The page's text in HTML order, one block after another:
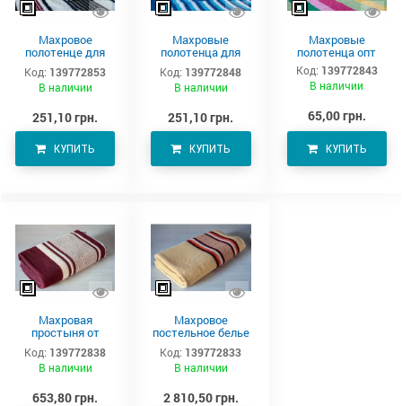
Махровое
полотенце для
тела 150х90 см
Код: 139772853
В наличии
251,10 грн.
КУПИТЬ
Махровые
полотенца для
тела –
производитель
Аватон
Код: 139772848
В наличии
251,10 грн.
КУПИТЬ
Махровые
полотенца опт
Код: 139772843
В наличии
65,00 грн.
КУПИТЬ
Махровая
простыня от
производителя
Аватон (220х190)
Код: 139772838
В наличии
653,80 грн.
Махровое
постельное белье
220х190 см
Код: 139772833
В наличии
2 810,50 грн.